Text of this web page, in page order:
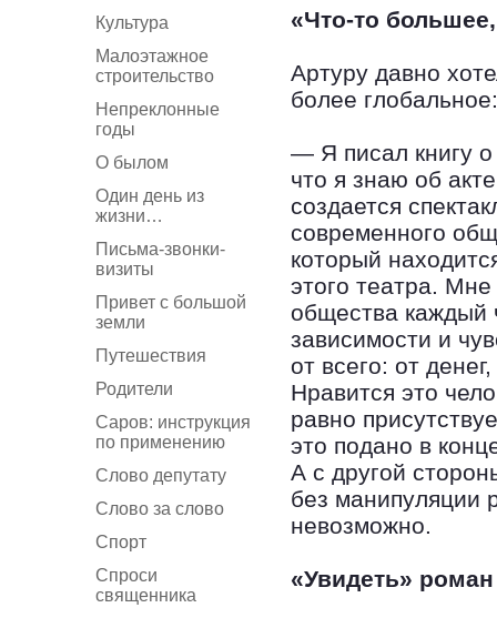
Культура
Малоэтажное
строительство
Непреклонные
годы
О былом
Один день из
жизни…
Письма-звонки-
визиты
Привет с большой
земли
Путешествия
Родители
Саров: инструкция
по применению
Слово депутату
Слово за слово
Спорт
Спроси
священника
«Что-то
Артуру давно
более глобальное:
— Я писал книгу о
что я знаю об
создается
современного
который
этого театра.
общества каждый
зависимости и
от всего: от
Нравится это
равно
это подано в
А с другой
без манипуляции
невозможно.
«Увидеть» роман